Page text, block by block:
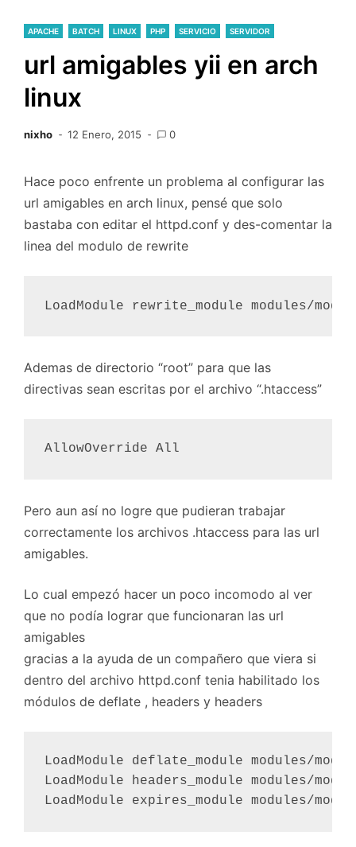
APACHE BATCH LINUX PHP SERVICIO SERVIDOR
url amigables yii en arch
linux
nixho 12 Enero, 2015 0
Hace poco enfrente un problema al configurar las
url amigables en arch linux, pensé que solo
bastaba con editar el httpd.conf y des-comentar la
linea del modulo de rewrite
Ademas de directorio “root” para que las
directivas sean escritas por el archivo “.htaccess”
Pero aun así no logre que pudieran trabajar
correctamente los archivos .htaccess para las url
amigables.
Lo cual empezó hacer un poco incomodo al ver
que no podía lograr que funcionaran las url
amigables
gracias a la ayuda de un compañero que viera si
dentro del archivo httpd.conf tenia habilitado los
módulos de deflate , headers y headers
LoadModule deflate_module modules/
LoadModule headers_module modules/